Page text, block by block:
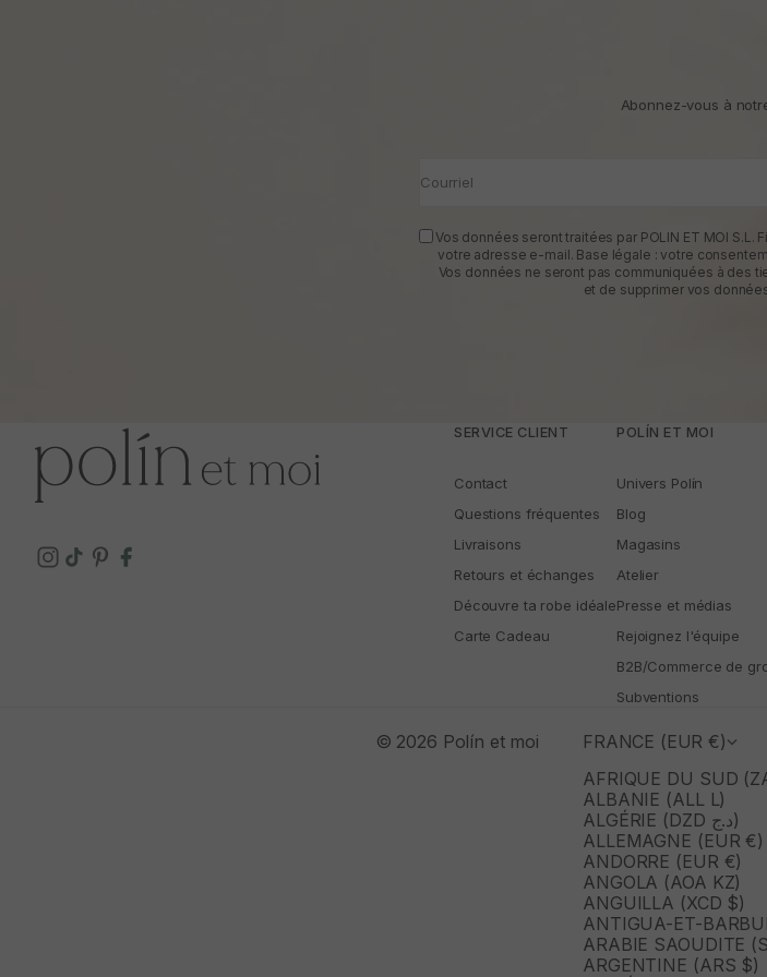
Abonnez-vous à
Courriel
Vos données seront traitées par POLIN ET MOI
votre adresse e-mail. Base légale : votre
Vos données ne seront pas communiquées à des
et de supprimer vos
SERVICE CLIENT
Contact
Questions fréquentes
Livraisons
Retours et échanges
Découvre ta robe idéale
Carte Cadeau
POLÍN ET MOI
Univers Polín
Blog
Magasins
Atelier
Presse et médias
Rejoignez l'équipe
B2B/Commerce de
Subventions
FRANCE (EUR €)
AFRIQUE DU SUD
ALBANIE (ALL L)
ALGÉRIE (DZD د.ج)
ALLEMAGNE (EUR €)
ANDORRE (EUR €)
ANGOLA (AOA KZ)
ANGUILLA (XCD $)
ANTIGUA-ET-
ARGENTINE (ARS $)
© 2026 Polín et moi